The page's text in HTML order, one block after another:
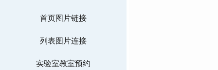
首页图片链接
列表图片连接
实验室教室预约